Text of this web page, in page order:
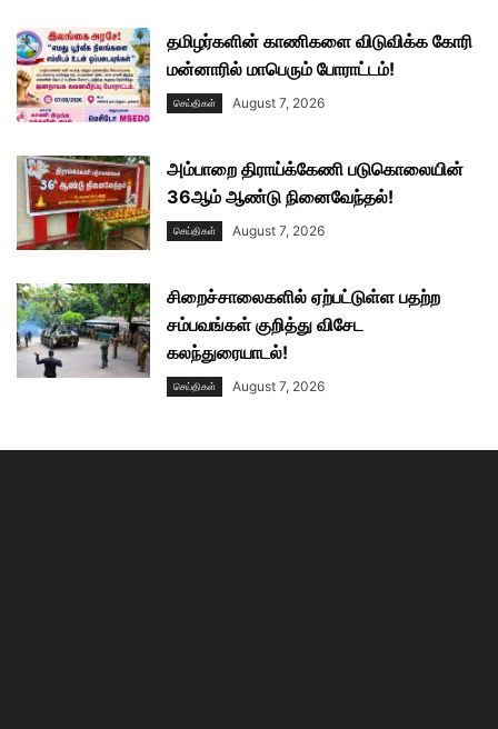
தமிழர்களின் காணிகளை விடுவிக்க கோரி
மன்னாரில் மாபெரும் போராட்டம்!
செய்திகள் August 7, 2026
அம்பாறை திராய்க்கேணி படுகொலையின்
36ஆம் ஆண்டு நினைவேந்தல்!
செய்திகள் August 7, 2026
சிறைச்சாலைகளில் ஏற்பட்டுள்ள பதற்ற
சம்பவங்கள் குறித்து விசேட
கலந்துரையாடல்!
செய்திகள் August 7, 2026